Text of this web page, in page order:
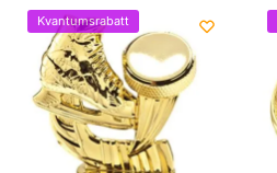
Kvantumsrabatt